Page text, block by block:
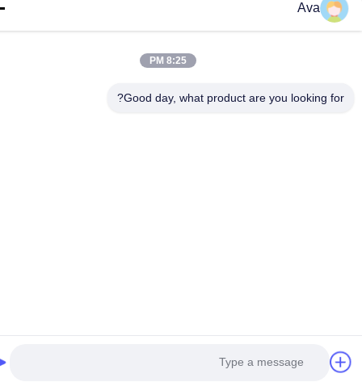
Ava
8:25 PM
Good day, what product are you looking